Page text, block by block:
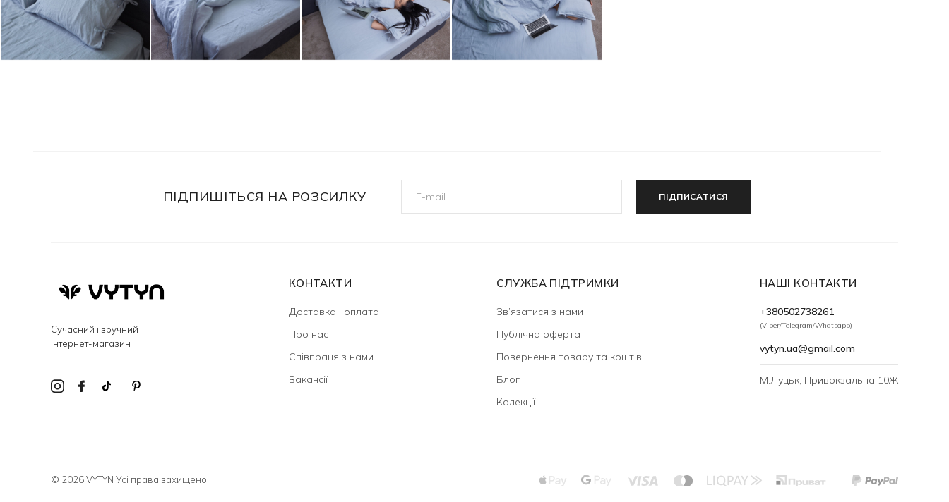
ПІДПИШІТЬСЯ НА РОЗСИЛКУ ПІДПИСАТИСЯ
Сучасний і зручний
інтернет-магазин
КОНТАКТИ
Доставка і оплата
Про нас
Співпраця з нами
Вакансії
СЛУЖБА ПІДТРИМКИ
Зв’язатися з нами
Публічна оферта
Повернення товару та коштів
Блог
Колекції
НАШІ КОНТАКТИ
+380502738261
(Viber/Telegram/Whatsapp)
vytyn.ua@gmail.com
М.Луцьк, Привокзальна 10Ж
© 2026 VYTYN Усі права захищено